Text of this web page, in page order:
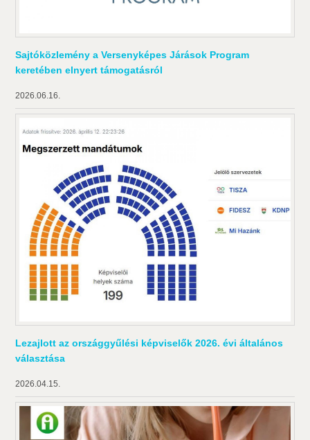
Sajtóközlemény a Versenyképes Járások Program
keretében elnyert támogatásról
2026.06.16.
Lezajlott az országgyűlési képviselők 2026. évi általános
választása
2026.04.15.